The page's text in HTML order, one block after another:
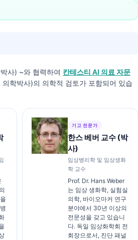
사) ~와 협력하여 칸테스티 AI 의료 자문
학박사)의 의학적 검토가 포함되어 있습
기고 전문가
한스 베버 교수 (박
사)
임상병리학 및 임상생화
학 교수
Prof. Dr. Hans Weber
는 임상 생화학, 실험실
의학, 바이오마커 연구
분야에서 30년 이상의
전문성을 갖고 있습니
다. 독일 임상화학회 전
회장으로서, 진단 패널